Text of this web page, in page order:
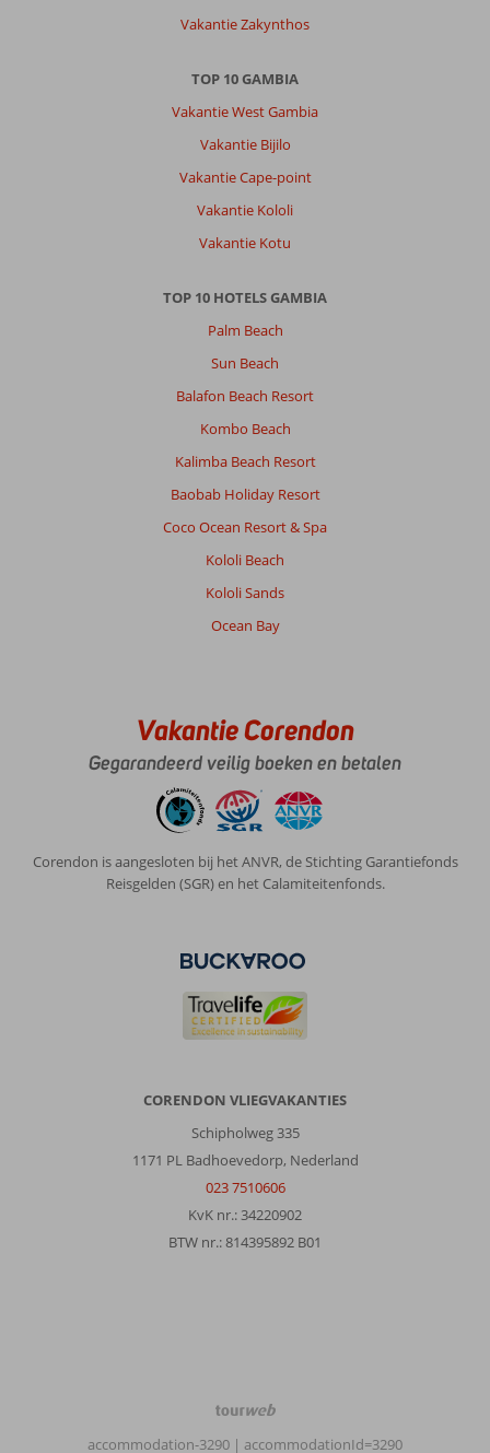
Vakantie Zakynthos
TOP 10 GAMBIA
Vakantie West Gambia
Vakantie Bijilo
Vakantie Cape-point
Vakantie Kololi
Vakantie Kotu
TOP 10 HOTELS GAMBIA
Palm Beach
Sun Beach
Balafon Beach Resort
Kombo Beach
Kalimba Beach Resort
Baobab Holiday Resort
Coco Ocean Resort & Spa
Kololi Beach
Kololi Sands
Ocean Bay
Vakantie Corendon
Gegarandeerd veilig boeken en betalen
Corendon is aangesloten bij het ANVR, de Stichting Garantiefonds
Reisgelden (SGR) en het Calamiteitenfonds.
CORENDON VLIEGVAKANTIES
Schipholweg 335
1171 PL Badhoevedorp, Nederland
023 7510606
KvK nr.: 34220902
BTW nr.: 814395892 B01
TourWeb
accommodation-3290 | accommodationId=3290